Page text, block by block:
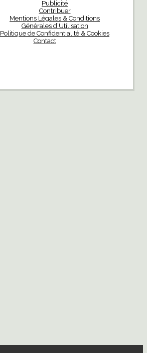
Publicité
Contribuer
Mentions Légales & Conditions
Générales d’Utilisation
Politique de Confidentialité & Cookies
Contact